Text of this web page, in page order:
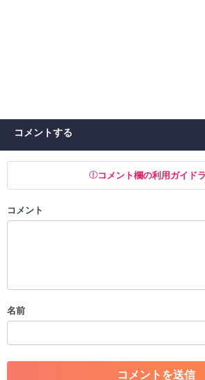
コメントする
コメント欄の利用ガイド
以下の書き込みを禁止とし、場合によってはコ
・一度削除された投稿を再び投稿すること
・アカウントの売買など金銭が絡む内容
・各ゲームのネタバレを含む内容の投稿
・その他、管理者が不適切と判断した投稿
コメント
名前